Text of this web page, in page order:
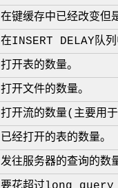
在键缓存中已经改变但
在INSERT DELAY 队
打开表的数量。
打开文件的数量。
打开流的数量(主要用
已经打开的表的数量。
发往服务器的查询的数